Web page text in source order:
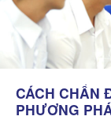
CÁCH CHẨN
PHƯƠNG